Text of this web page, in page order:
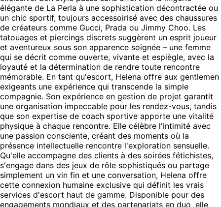
élégante de La Perla à une sophistication décontractée ou
un chic sportif, toujours accessoirisé avec des chaussures
de créateurs comme Gucci, Prada ou Jimmy Choo. Les
tatouages et piercings discrets suggèrent un esprit joueur
et aventureux sous son apparence soignée – une femme
qui se décrit comme ouverte, vivante et espiègle, avec la
loyauté et la détermination de rendre toute rencontre
mémorable. En tant qu'escort, Helena offre aux gentlemen
exigeants une expérience qui transcende la simple
compagnie. Son expérience en gestion de projet garantit
une organisation impeccable pour les rendez-vous, tandis
que son expertise de coach sportive apporte une vitalité
physique à chaque rencontre. Elle célèbre l'intimité avec
une passion consciente, créant des moments où la
présence intellectuelle rencontre l'exploration sensuelle.
Qu'elle accompagne des clients à des soirées fétichistes,
s'engage dans des jeux de rôle sophistiqués ou partage
simplement un vin fin et une conversation, Helena offre
cette connexion humaine exclusive qui définit les vrais
services d'escort haut de gamme. Disponible pour des
engagements mondiaux et des partenariats en duo, elle